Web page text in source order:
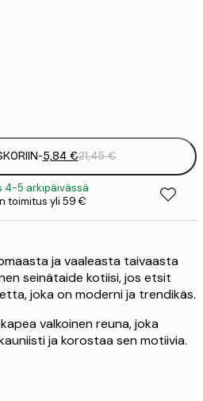
-5,84 €21,45 €
4-5 arkipäivässä
toimitus yli 59 €
ja vaaleasta taivaasta
seinätaide kotiisi, jos etsit
joka on moderni ja trendikäs.
valkoinen reuna, joka
ja korostaa sen motiivia.